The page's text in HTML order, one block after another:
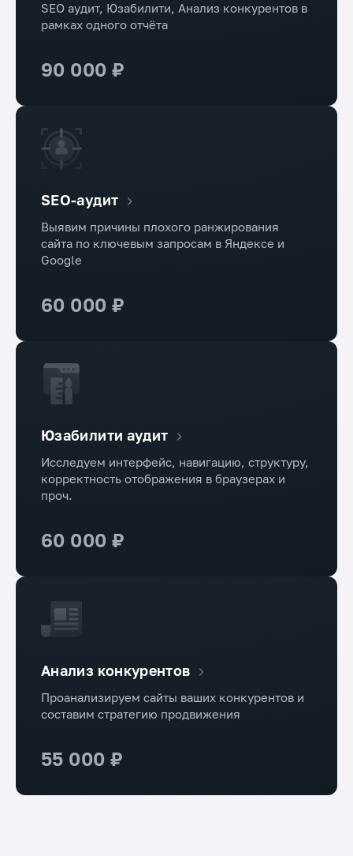
SEO аудит, Юзабилити, Анализ конкурентов в
рамках одного отчёта
90 000 ₽
SEO-аудит
Выявим причины плохого ранжирования
сайта по ключевым запросам в Яндексе и
Google
60 000 ₽
Юзабилити аудит
Исследуем интерфейс, навигацию, структуру,
корректность отображения в браузерах и
проч.
60 000 ₽
Анализ конкурентов
Проанализируем сайты ваших конкурентов и
составим стратегию продвижения
55 000 ₽